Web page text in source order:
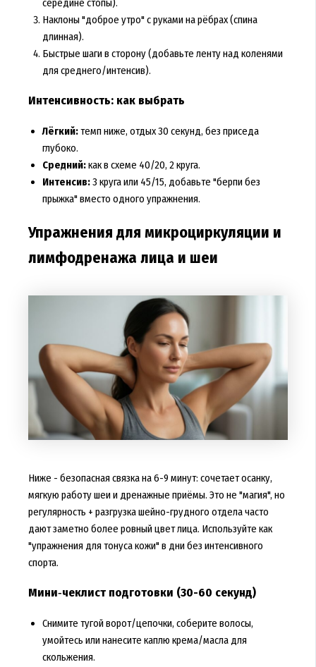
середине стопы).
Наклоны "доброе утро" с руками на рёбрах (спина
длинная).
Быстрые шаги в сторону (добавьте ленту над коленями
для среднего/интенсив).
Интенсивность: как выбрать
Лёгкий:темп ниже, отдых 30 секунд, без приседа
глубоко.
Средний:как в схеме 40/20, 2 круга.
Интенсив:3 круга или 45/15, добавьте "берпи без
прыжка" вместо одного упражнения.
Упражнения для микроциркуляции и
лимфодренажа лица и шеи
Ниже - безопасная связка на 6-9 минут: сочетает осанку,
мягкую работу шеи и дренажные приёмы. Это не "магия", но
регулярность + разгрузка шейно-грудного отдела часто
дают заметно более ровный цвет лица. Используйте как
"упражнения для тонуса кожи" в дни без интенсивного
спорта.
Мини‑чеклист подготовки (30-60 секунд)
Снимите тугой ворот/цепочки, соберите волосы,
умойтесь или нанесите каплю крема/масла для
скольжения.